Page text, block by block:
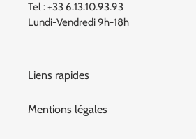
Tel : +33 6.13.10.93.93
Lundi-Vendredi 9h-18h
Liens rapides
Mentions légales